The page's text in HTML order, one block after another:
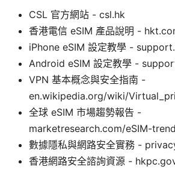
CSL 官方網站 - csl.hk
香港電信 eSIM 產品說明 -
iPhone eSIM 設定教學 -
Android eSIM 設定教學 -
VPN 基本概念與安全指南 -
en.wikipedia.org/wiki/
全球 eSIM 市場趨勢報告 -
marketresearch.com/eSIM-
數據隱私與網路安全實務 -
香港網路安全諮詢資源 -